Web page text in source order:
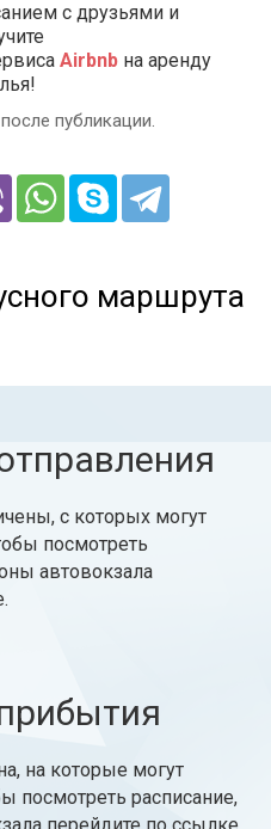
с друзьями и
Airbnbна аренду
публикации.
маршрута
с которых могут
посмотреть
автовокзала
на которые могут
посмотреть расписание,